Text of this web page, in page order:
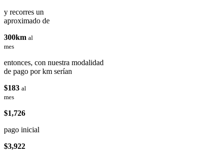
y recorres un
aproximado de
300km al
mes
entonces, con nuestra modalidad
de pago por km serían
$183 al
mes
$1,726
pago inicial
$3,922